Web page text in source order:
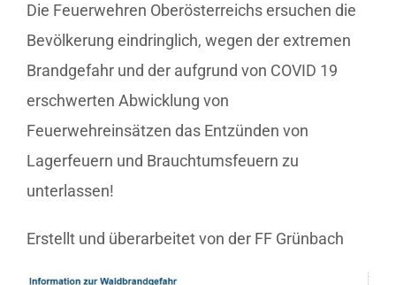
Die Feuerwehren Oberösterreichs ersuchen die
Bevölkerung eindringlich, wegen der extremen
Brandgefahr und der aufgrund von COVID 19
erschwerten Abwicklung von
Feuerwehreinsätzen das Entzünden von
Lagerfeuern und Brauchtumsfeuern zu
unterlassen!
Erstellt und überarbeitet von der FF Grünbach